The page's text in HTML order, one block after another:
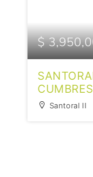
$
CUMBRES
Santoral II